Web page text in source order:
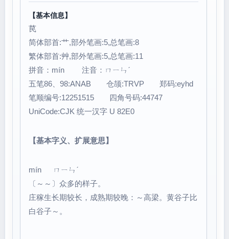
【基本信息】
苠
简体部首:艹,部外笔画:5,总笔画:8
繁体部首:艸,部外笔画:5,总笔画:11
拼音：mín 注音：ㄇㄧㄣˊ
五笔86、98:ANAB 仓颉:TRVP 郑码:eyhd
笔顺编号:12251515 四角号码:44747
UniCode:CJK 统一汉字 U 82E0
【基本字义、扩展意思】
mín ㄇㄧㄣˊ
〔～～〕众多的样子。
庄稼生长期较长，成熟期较晚：～高梁。黄谷子比
白谷子～。